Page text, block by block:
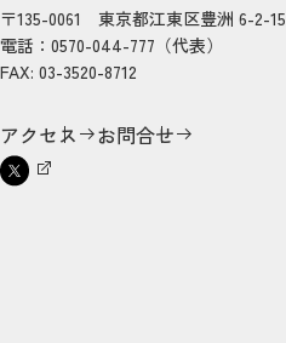
〒135-0061 東京都江東区豊洲 6-2-15
電話：0570-044-777（代表）
FAX: 03-3520-8712
アクセス お問合せ